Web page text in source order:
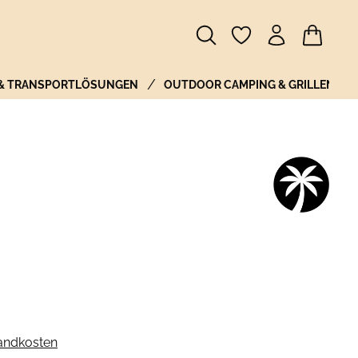
TRANSPORTLÖSUNGEN OUTDOOR CAMPING & GRILLEN